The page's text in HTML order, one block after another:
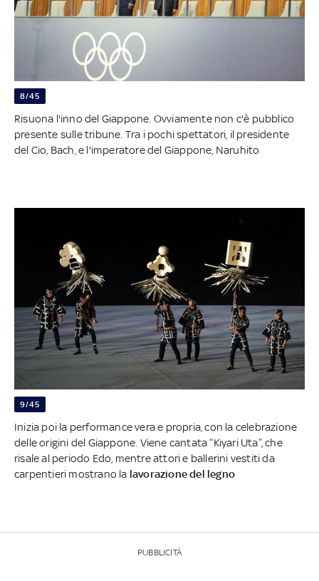
8/45
Risuona l'inno del Giappone. Ovviamente non c'è pubblico
presente sulle tribune. Tra i pochi spettatori, il presidente
del Cio, Bach, e l'imperatore del Giappone, Naruhito
9/45
Inizia poi la performance vera e propria, con la celebrazione
delle origini del Giappone. Viene cantata “Kiyari Uta”, che
risale al periodo Edo, mentre attori e ballerini vestiti da
carpentieri mostrano la lavorazione del legno
PUBBLICITÀ